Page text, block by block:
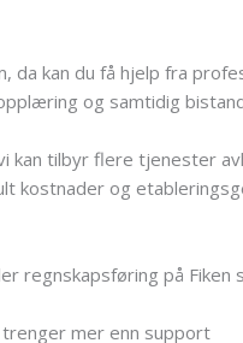
da kan du få hjelp fra
og samtidig
kan tilbyr flere tjenester
kostnader og
regnskapsføring på Fiken